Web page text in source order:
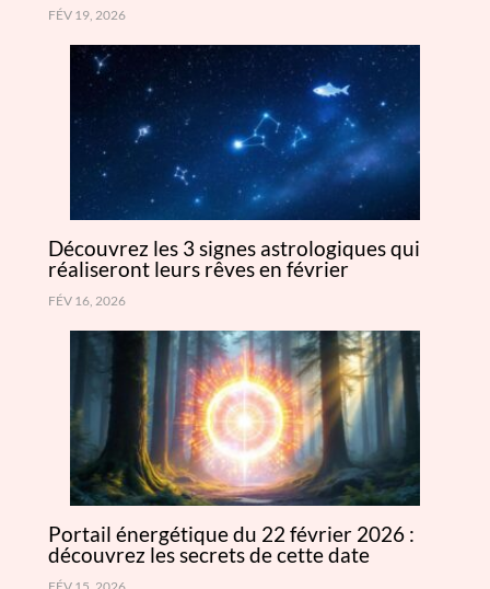
FÉV 19, 2026
Découvrez les 3 signes astrologiques qui
réaliseront leurs rêves en février
FÉV 16, 2026
Portail énergétique du 22 février 2026 :
découvrez les secrets de cette date